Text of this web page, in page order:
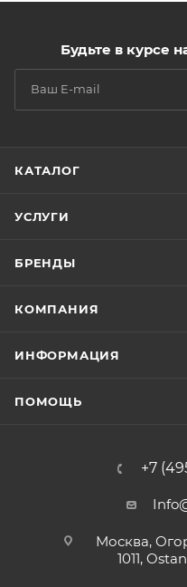
Будьте в курсе
КАТАЛОГ
УСЛУГИ
БРЕНДЫ
КОМПАНИЯ
ИНФОРМАЦИЯ
ПОМОЩЬ
+7
Москва,
1011,